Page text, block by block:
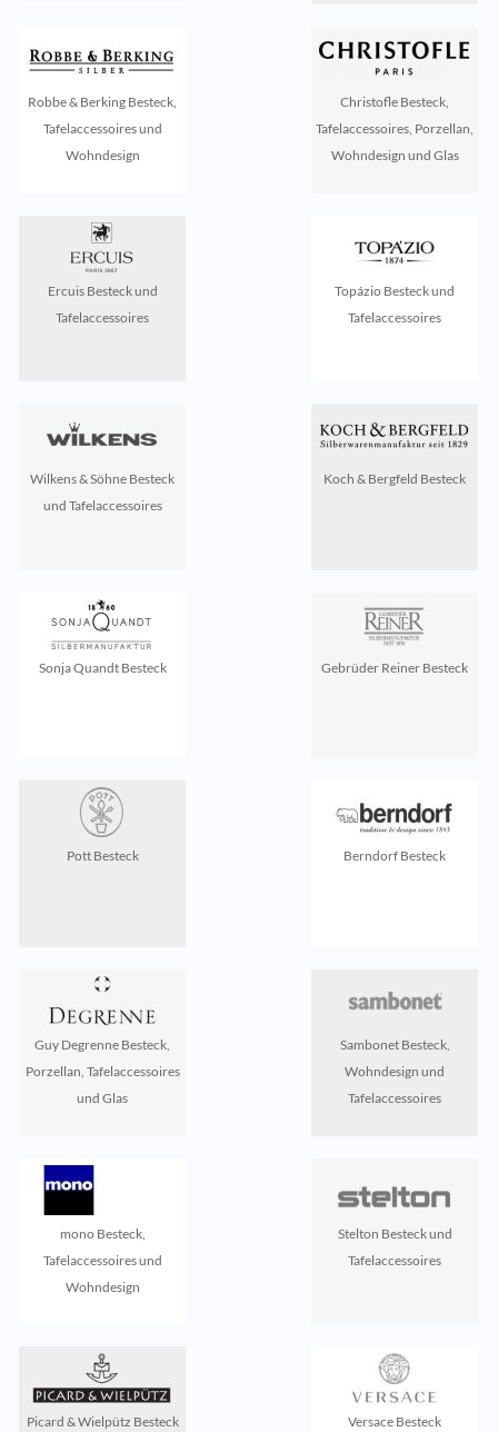
Robbe & Berking Besteck,
Tafelaccessoires und
Wohndesign
Christofle Besteck,
Tafelaccessoires, Porzellan,
Wohndesign und Glas
Ercuis Besteck und
Tafelaccessoires
Topázio Besteck und
Tafelaccessoires
Wilkens & Söhne Besteck
und Tafelaccessoires
Koch & Bergfeld Besteck
Sonja Quandt Besteck Gebrüder Reiner Besteck
Pott Besteck Berndorf Besteck
Guy Degrenne Besteck,
Porzellan, Tafelaccessoires
und Glas
Sambonet Besteck,
Wohndesign und
Tafelaccessoires
mono Besteck,
Tafelaccessoires und
Wohndesign
Stelton Besteck und
Tafelaccessoires
Picard & Wielpütz Besteck Versace Besteck